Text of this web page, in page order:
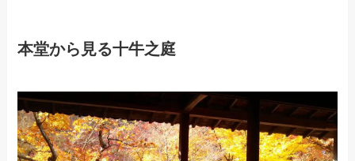
本堂から見る十牛之庭